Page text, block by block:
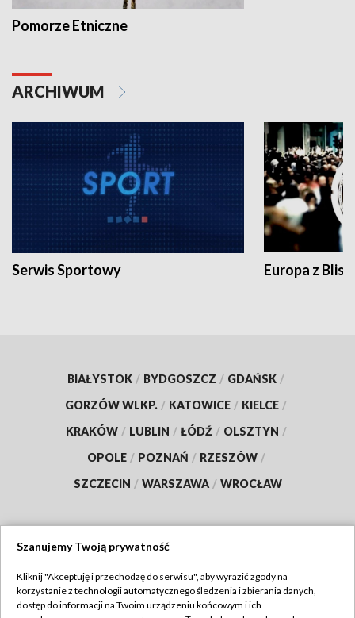
Pomorze Etniczne
ARCHIWUM
Serwis Sportowy Europa z
BIAŁYSTOK / BYDGOSZCZ / GDAŃSK /
GORZÓW WLKP. / KATOWICE / KIELCE /
KRAKÓW / LUBLIN / ŁÓDŹ / OLSZTYN /
OPOLE / POZNAŃ / RZESZÓW /
SZCZECIN / WARSZAWA / WROCŁAW
TVP
Szanujemy Twoją prywatność
Kliknij "Akceptuję i przechodzę do serwisu", aby wyrazić zgody na
korzystanie z technologii automatycznego śledzenia i zbierania danych,
dostęp do informacji na Twoim urządzeniu końcowym i ich